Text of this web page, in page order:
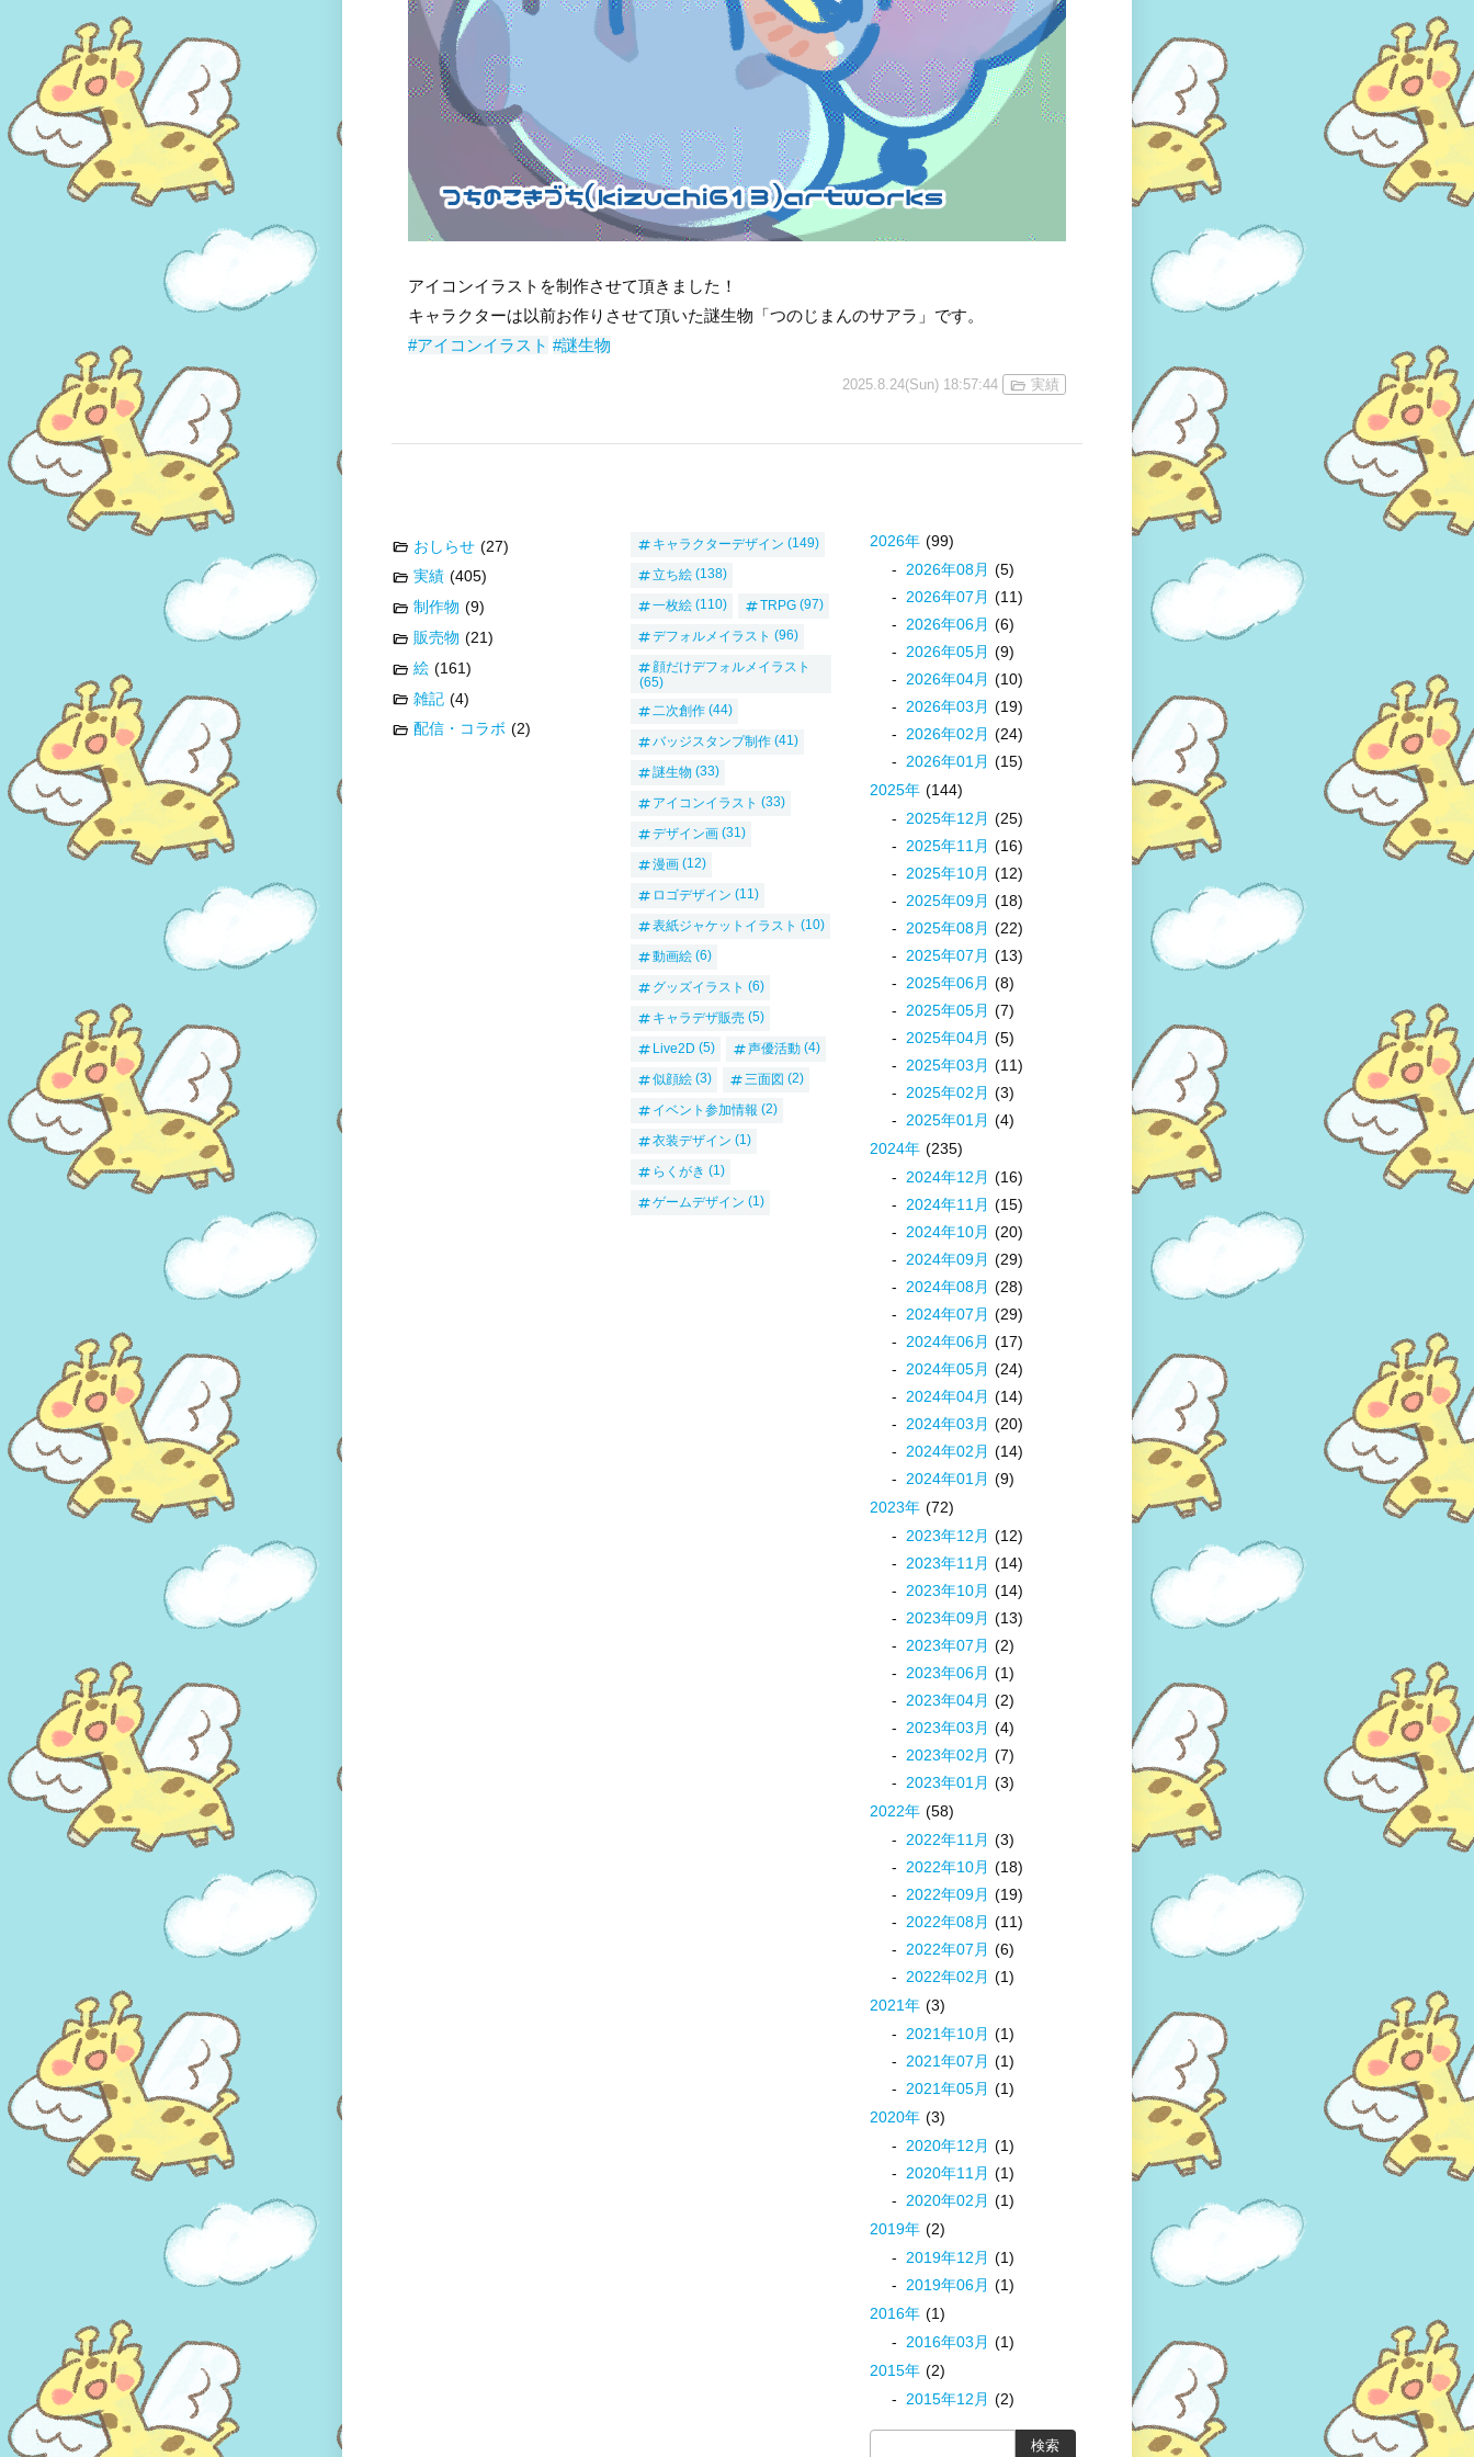
アイコンイラストを制作させて頂きました！
キャラクターは以前お作りさせて頂いた謎生物「つのじまんのサアラ」です。
#アイコンイラスト #謎生物
2025.8.24(Sun) 18:57:44 実績
おしらせ (27)
実績 (405)
制作物 (9)
販売物 (21)
絵 (161)
雑記 (4)
配信・コラボ (2)
キャラクターデザイン (149)
立ち絵 (138)
一枚絵 (110) TRPG (97)
デフォルメイラスト (96)
顔だけデフォルメイラスト
(65)
二次創作 (44)
バッジスタンプ制作 (41)
謎生物 (33)
アイコンイラスト (33)
デザイン画 (31)
漫画 (12)
ロゴデザイン (11)
表紙ジャケットイラスト (10)
動画絵 (6)
グッズイラスト (6)
キャラデザ販売 (5)
Live2D (5) 声優活動 (4)
似顔絵 (3) 三面図 (2)
イベント参加情報 (2)
衣装デザイン (1)
らくがき (1)
ゲームデザイン (1)
2026年 (99)
2026年08月 (5)
2026年07 月 (11)
2026年06月 (6)
2026年05月 (9)
2026年04月 (10)
2026年03 月 (19)
2026年02 月 (24)
2026年01 月 (15)
2025年 (144)
2025年12 月 (25)
2025年11 月 (16)
2025年10月 (12)
2025年09月 (18)
2025年08月 (22)
2025年07 月 (13)
2025年06月 (8)
2025年05月 (7)
2025年04月 (5)
2025年03 月 (11)
2025年02 月 (3)
2025年01 月 (4)
2024年 (235)
2024年12 月 (16)
2024年11 月 (15)
2024年10月 (20)
2024年09月 (29)
2024年08月 (28)
2024年07 月 (29)
2024年06月 (17)
2024年05月 (24)
2024年04月 (14)
2024年03 月 (20)
2024年02 月 (14)
2024年01 月 (9)
2023年 (72)
2023年12 月 (12)
2023年11 月 (14)
2023年10月 (14)
2023年09月 (13)
2023年07 月 (2)
2023年06月 (1)
2023年04月 (2)
2023年03 月 (4)
2023年02 月 (7)
2023年01 月 (3)
2022年 (58)
2022年11 月 (3)
2022年10月 (18)
2022年09月 (19)
2022年08月 (11)
2022年07 月 (6)
2022年02 月 (1)
2021年 (3)
2021年10月 (1)
2021年07 月 (1)
2021年05月 (1)
2020年 (3)
2020年12 月 (1)
2020年11 月 (1)
2020年02 月 (1)
2019年 (2)
2019年12 月 (1)
2019年06月 (1)
2016年 (1)
2016年03 月 (1)
2015年 (2)
2015年12 月 (2)